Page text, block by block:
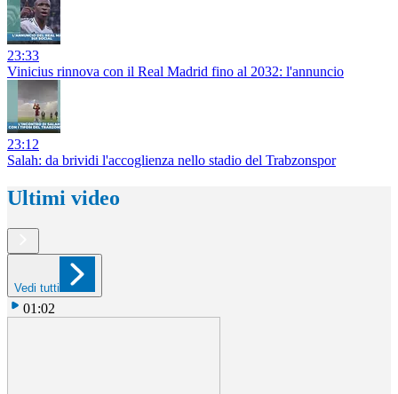
23:33
Vinicius rinnova con il Real Madrid fino al 2032: l'annuncio
23:12
Salah: da brividi l'accoglienza nello stadio del Trabzonspor
Ultimi video
Vedi tutti
01:02